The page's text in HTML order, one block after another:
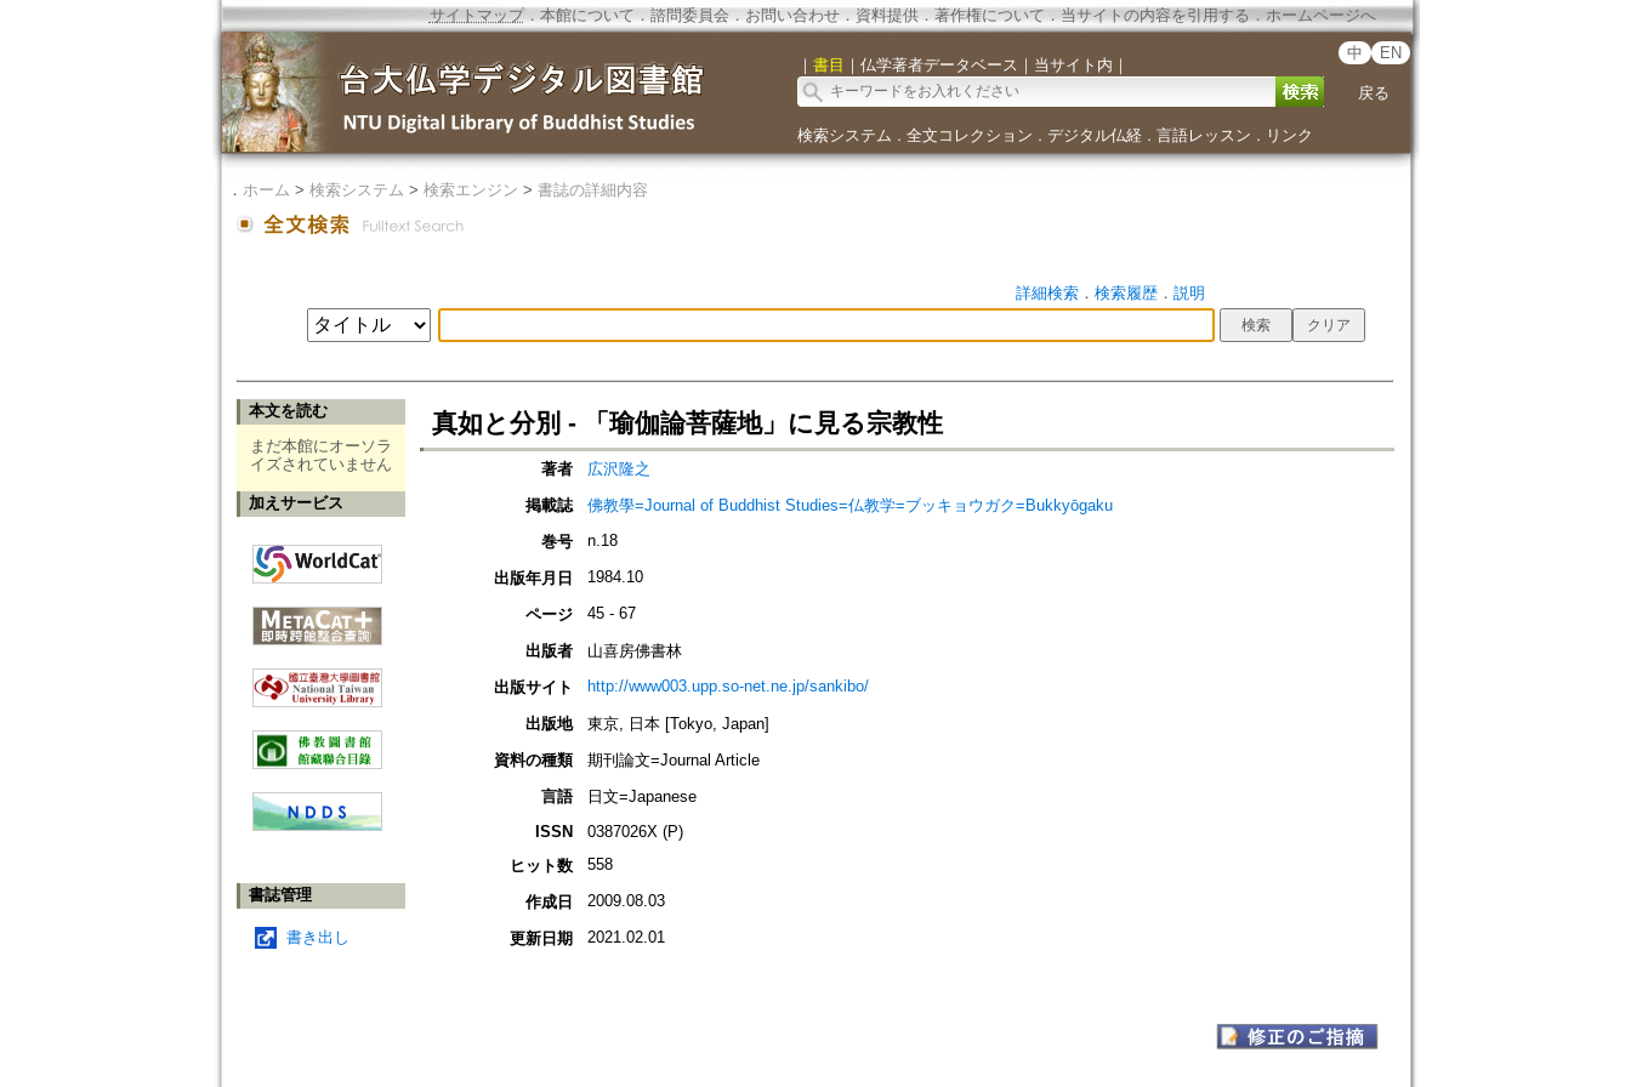
サイトマップ．本館について ． 諮問委員会． お問い合わせ． 資料提供． 著作権について．当サイトの内容を引用する ． ホームページへ
｜ 書目 ｜ 仏学著者データベース ｜ 当サイト内 ｜
中 EN
戻る
検索システム ． 全文コレクション ． デジタル仏経． 言語レッスン ． リンク
． ホーム > 検索システム > 検索エンジン > 書誌の詳細内容
詳細検索． 検索履歴． 説明
本文を読む
まだ本館にオーソラ
イズされていません
加えサービス
書誌管理
書き出し
真如と分別 - 「瑜伽論菩薩地」に見る宗教性
著者
広沢隆之
掲載誌
佛教學=Journal of Buddhist Studies=仏教学=ブッキョウガク=Bukkyōgaku
巻号
n.18
出版年月日 1984.10
ページ 45 - 67
出版者
山喜房佛書林
出版サイト
http://www003.upp.so-net.ne.jp/sankibo/
出版地
東京, 日本 [Tokyo, Japan]
資料の種類
期刊論文=Journal Article
言語
日文=Japanese
ISSN
0387026X (P)
ヒット数
558
作成日 2009.08.03
更新日期 2021.02.01